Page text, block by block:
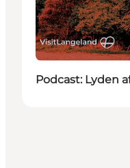
Podcast: Lyden